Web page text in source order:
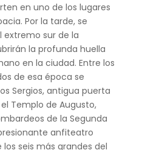
en uno de los lugares
Por la tarde, se
extremo sur de la
la profunda huella
en la ciudad. Entre los
de esa época se
Sergios, antigua puerta
Templo de Augusto,
de la Segunda
anfiteatro
seis más grandes del